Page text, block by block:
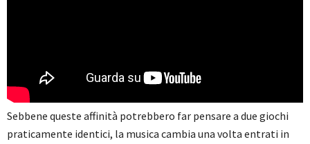
Sebbene queste affinità potrebbero far pensare a due giochi
praticamente identici, la musica cambia una volta entrati in